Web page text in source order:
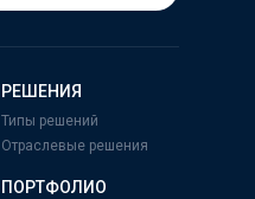
РЕШЕНИЯ
ПОРТФОЛИО
Типы решений
Отраслевые решения